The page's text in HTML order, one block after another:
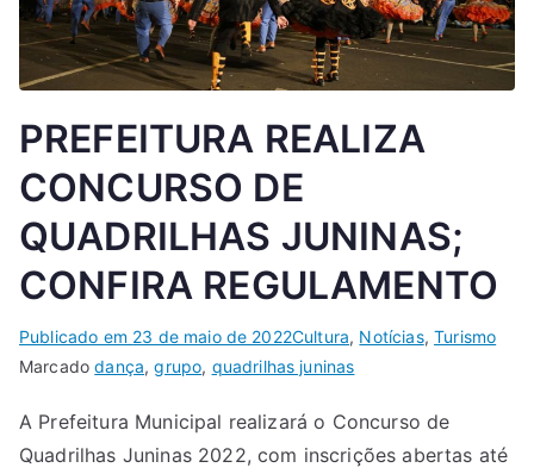
PREFEITURA REALIZA
CONCURSO DE
QUADRILHAS JUNINAS;
CONFIRA REGULAMENTO
Publicado em 23 de maio de 2022Cultura, Notícias,Turismo
Marcadodança,grupo, quadrilhas juninas
A Prefeitura Municipal realizará o Concurso de
Quadrilhas Juninas 2022, com inscrições abertas até